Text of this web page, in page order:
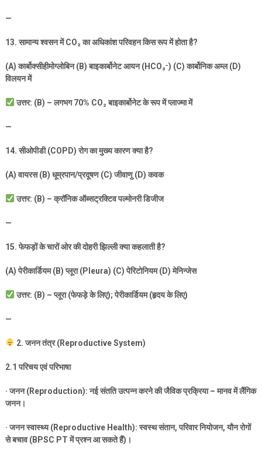
—
13.सामान्य श्वसन मेंCO₂का अधिकांश परिवहन किस रूप में होता है?
(A)कार्बोक्सीहीमोग्लोबिन (B)बाइकार्बोनेट आयन (HCO₃⁻) (C)कार्बोनिक अम्ल (D)
विलयन में
उत्तर: (B) –लगभग70% CO₂बाइकार्बोनेट के रूप में प्लाज्मा में
—
14.सीओपीडी (COPD)रोग का मुख्य कारण क्या है?
(A)वायरस (B) धूम्रपान/प्रदूषण (C)जीवाणु (D)कवक
उत्तर: (B) –क्रॉनिक ऑब्सट्रक्टिव पल्मोनरी डिजीज
—
15.फेफड़ों के चारों ओर की दोहरी झिल्ली क्या कहलाती है?
(A)पेरीकार्डियम (B)प्लूरा (Pleura) (C)पेरिटोनियम (D)मेनिन्जेस
उत्तर: (B) –प्लूरा (फेफड़े के लिए);पेरीकार्डियम (हृदय के लिए)
—
2.जनन तंत्र (Reproductive System)
2.1 परिचय एवं परिभाषा
·जनन (Reproduction):नई संतति उत्पन्न करने की जैविक प्रक्रिया – मानव में लैंगिक
जनन।
·जनन स्वास्थ्य (Reproductive Health):स्वस्थ संतान,परिवार नियोजन,यौन रोगों
से बचाव (BPSC PTमें प्रश्न आ सकते हैं)।